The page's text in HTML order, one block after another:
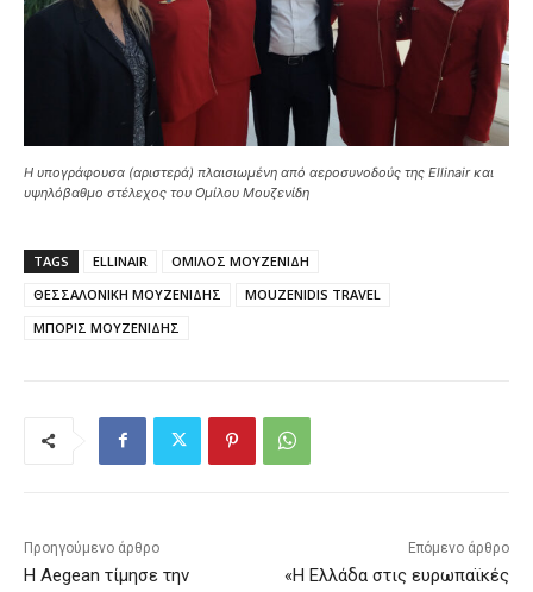
Η υπογράφουσα (αριστερά) πλαισιωμένη από αεροσυνοδούς της Ellinair και
υψηλόβαθμο στέλεχος του Ομίλου Μουζενίδη
TAGS ELLINAIR
ΟΜΙΛΟΣ ΜΟΥΖΕΝΙΔΗ
ΘΕΣΣΑΛΟΝΙΚΗ ΜΟΥΖΕΝΙΔΗΣ
MOUZENIDIS TRAVEL
ΜΠΟΡΙΣ ΜΟΥΖΕΝΙΔΗΣ
Προηγούμενο άρθρο
Η Aegean τίμησε την
Επόμενο άρθρο
«Η Ελλάδα στις ευρωπαϊκές